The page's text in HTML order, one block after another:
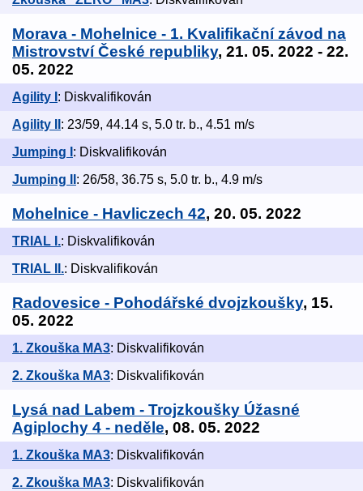
Morava - Mohelnice - 1. Kvalifikační závod na
Mistrovství České republiky, 21. 05. 2022 - 22.
05. 2022
Agility I : Diskvalifikován
Agility II : 23/59, 44.14 s, 5.0 tr. b., 4.51 m/s
Jumping I : Diskvalifikován
Jumping II : 26/58, 36.75 s, 5.0 tr. b., 4.9 m/s
Mohelnice - Havliczech 42, 20. 05. 2022
TRIAL I.: Diskvalifikován
TRIAL II.: Diskvalifikován
Radovesice - Pohodářské dvojzkoušky, 15.
05. 2022
1. Zkouška MA3: Diskvalifikován
2. Zkouška MA3: Diskvalifikován
Lysá nad Labem - Trojzkoušky Úžasné
Agiplochy 4 - neděle, 08. 05. 2022
1. Zkouška MA3: Diskvalifikován
2. Zkouška MA3: Diskvalifikován